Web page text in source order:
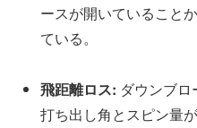
ースが開いているこ とか
ている。
飛距離ロス: ダウンブロ
打ち出 し角とス ピン量